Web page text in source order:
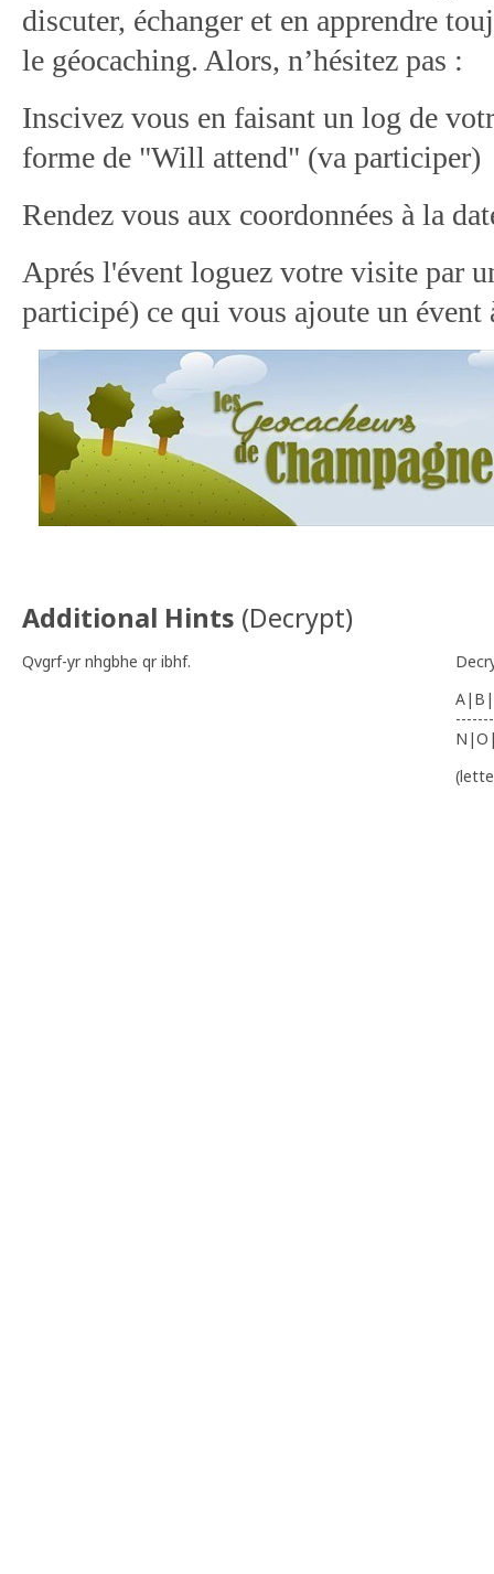
discuter, échanger et en apprendre
le géocaching. Alors, n’hésitez pas :
Inscivez vous en faisant un log de
forme de "Will attend" (va participer)
Rendez vous aux coordonnées à la
Aprés l'évent loguez votre visite par
participé) ce qui vous ajoute un évent
Additional Hints (Decrypt)
Qvgrf-yr nhgbhe qr ibhf.